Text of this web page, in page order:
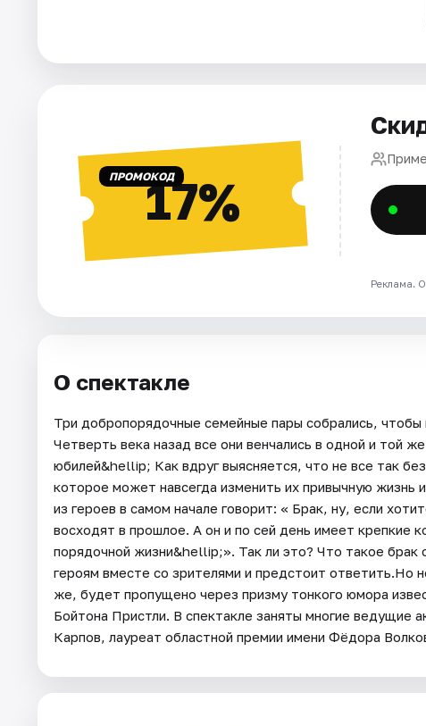
ПРОМОКОД17%
Реклама.
О спектакле
Три добропорядочные семейные пары собрались,
Четверть века назад все они венчались в одной и той
юбилей&hellip; Как вдруг выясняется, что не все так
которое может навсегда изменить их привычную жизнь
из героев в самом начале говорит: « Брак, ну, если
восходят в прошлое. А он и по сей день имеет крепкие
порядочной жизни&hellip;». Так ли это? Что такое брак
героям вместе со зрителями и предстоит ответить.Но
же, будет пропущено через призму тонкого юмора
Бойтона Пристли. В спектакле заняты многие ведущие
Карпов, лауреат областной премии имени Фёдора